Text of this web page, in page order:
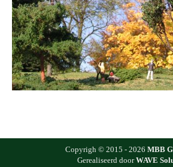
Copyrigh © 2015 - 2026 MBB
Gerealiseerd doorWAVE